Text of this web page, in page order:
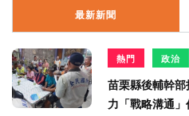
最新新聞
熱門 政治
苗栗縣後輔幹
力「戰略溝通」